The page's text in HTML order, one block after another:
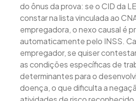
do ônus da prova: se o CID da
constar na lista vinculada ao
empregadora, o nexo causal é
automaticamente pelo INSS.
empregador, se quiser
as condições específicas de
determinantes para o
doença, o que dificulta a